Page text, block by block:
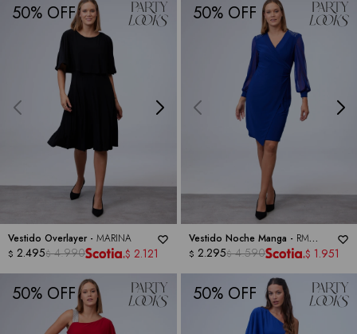
50
Vestido Overlayer - MARINA
$ 2.495$ 4.990 $ 2.121
50
Vestido Noche Manga - RM
RICHARDS
$ 2.295$ 4.590 $ 1.951
50 50